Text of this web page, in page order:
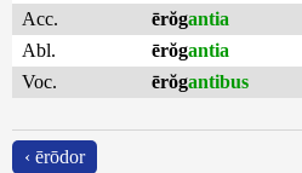
Acc.
ērŏgantia
Abl.
ērŏgantia
Voc.
ērŏgantibus
‹ ērōdor